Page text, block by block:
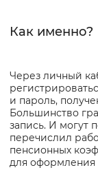
Как именно?
Через личный
и пароль,
Большинство
запись. И могут
перечислил
пенсионных
для оформления